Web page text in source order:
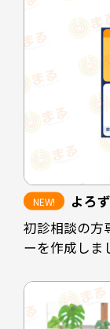
よろ
初診相談の方
ーを作成しま
れた方や、電
を取りやすく